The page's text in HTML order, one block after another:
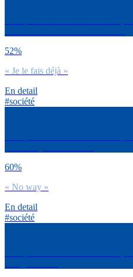
52%
« Je le fais déjà »
En detail
#société
60%
« No way »
En detail
#société